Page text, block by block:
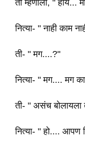
ती म्हणाली, " हाय...
नित्या- " नाही काम
ती- " मग....?"
नित्या- " मग.... मग
ती- " असंच
नित्या- " हो.... आपण